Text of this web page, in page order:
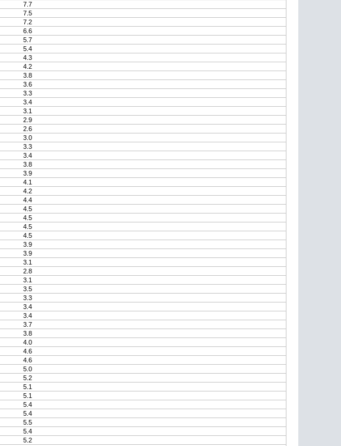
7.7
7.5
7.2
6.6
5.7
5.4
4.3
4.2
3.8
3.6
3.3
3.4
3.1
2.9
2.6
3.0
3.3
3.4
3.8
3.9
4.1
4.2
4.4
4.5
4.5
4.5
4.5
3.9
3.9
3.1
2.8
3.1
3.5
3.3
3.4
3.4
3.7
3.8
4.0
4.6
4.6
5.0
5.2
5.1
5.1
5.4
5.4
5.5
5.4
5.2